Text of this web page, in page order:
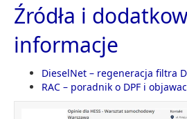
Źródła i
informacje
DieselNet – regeneracja filtra
RAC – poradnik o DPF i